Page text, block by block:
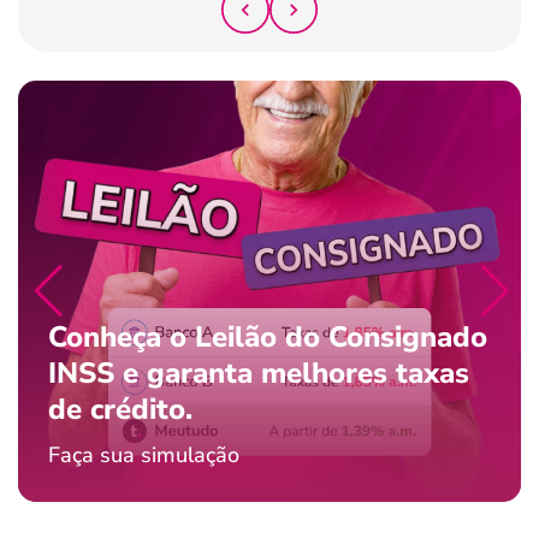
Conheça o Leilão do Consignado
INSS e garanta melhores taxas
de crédito.
Faça sua simulação